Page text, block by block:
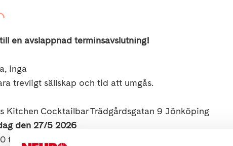
en avslappnad terminsavslutning!
inga
trevligt sällskap och tid att umgås.
Kitchen Cocktailbar Trädgårdsgatan 9 Jönköping
den 27/5 2026
tills vi är nöjda